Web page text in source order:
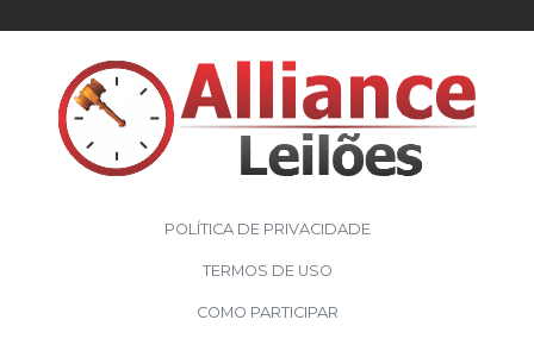
POLÍTICA DE PRIVACIDADE
TERMOS DE USO
COMO PARTICIPAR